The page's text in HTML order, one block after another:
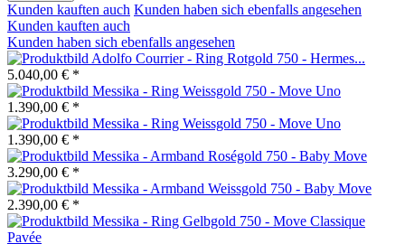
Kunden kauften auch Kunden haben sich ebenfalls angesehen
Kunden kauften auch
Kunden haben sich ebenfalls angesehen
Adolfo Courrier - Ring Rotgold 750 - Hermes...
5.040,00 € *
Messika - Ring Weissgold 750 - Move Uno
1.390,00 € *
Messika - Ring Weissgold 750 - Move Uno
1.390,00 € *
Messika - Armband Roségold 750 - Baby Move
3.290,00 € *
Messika - Armband Weissgold 750 - Baby Move
2.390,00 € *
Messika - Ring Gelbgold 750 - Move Classique
Pavée